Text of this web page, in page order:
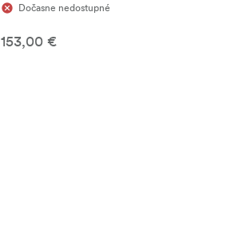
Dočasne nedostupné
153,00 €